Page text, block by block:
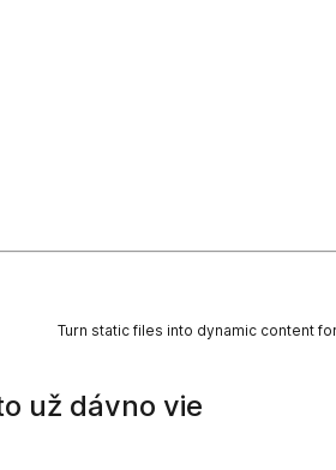
Turn static files into dynamic content
už dávno vie